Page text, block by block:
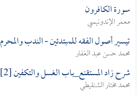
سورة الكافرون
معمر الإندونيسي
تيسير أصول الفقه للمبتدئين - الندب والمحرم
محمد حسن عبد الغفار
شرح زاد المستقنع_باب الغسل والتكفين [2]
محمد مختار الشنقيطي